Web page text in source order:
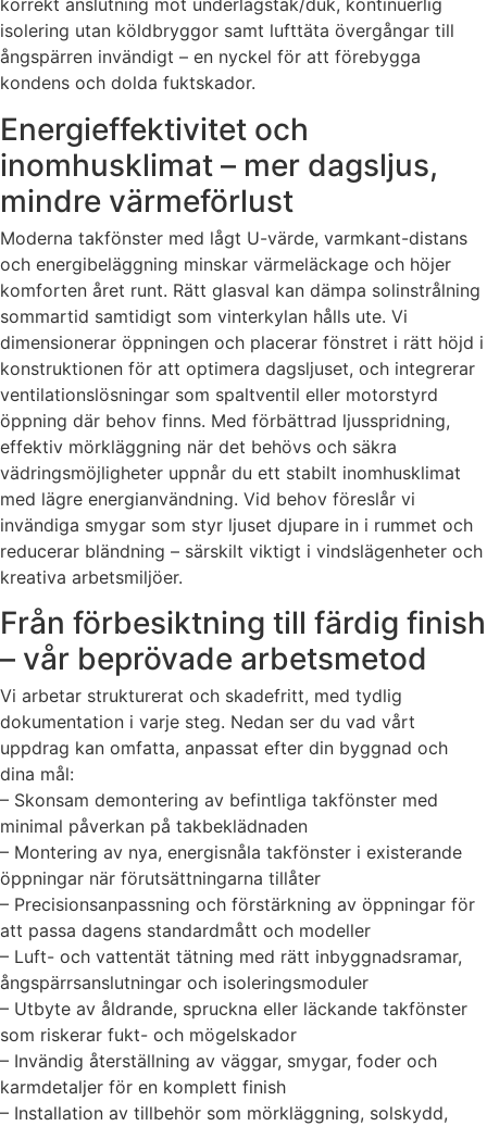
korrekt anslutning mot underlagstak/duk, kontinuerlig
isolering utan köldbryggor samt lufttäta övergångar till
ångspärren invändigt – en nyckel för att förebygga
kondens och dolda fuktskador.
Energieffektivitet och
inomhusklimat – mer dagsljus,
mindre värmeförlust
Moderna takfönster med lågt U-värde, varmkant-distans
och energibeläggning minskar värmeläckage och höjer
komforten året runt. Rätt glasval kan dämpa solinstrålning
sommartid samtidigt som vinterkylan hålls ute. Vi
dimensionerar öppningen och placerar fönstret i rätt höjd i
konstruktionen för att optimera dagsljuset, och integrerar
ventilationslösningar som spaltventil eller motorstyrd
öppning där behov finns. Med förbättrad ljusspridning,
effektiv mörkläggning när det behövs och säkra
vädringsmöjligheter uppnår du ett stabilt inomhusklimat
med lägre energianvändning. Vid behov föreslår vi
invändiga smygar som styr ljuset djupare in i rummet och
reducerar bländning – särskilt viktigt i vindslägenheter och
kreativa arbetsmiljöer.
Från förbesiktning till färdig finish
– vår beprövade arbetsmetod
Vi arbetar strukturerat och skadefritt, med tydlig
dokumentation i varje steg. Nedan ser du vad vårt
uppdrag kan omfatta, anpassat efter din byggnad och
dina mål:
– Skonsam demontering av befintliga takfönster med
minimal påverkan på takbeklädnaden
– Montering av nya, energisnåla takfönster i existerande
öppningar när förutsättningarna tillåter
– Precisionsanpassning och förstärkning av öppningar för
att passa dagens standardmått och modeller
– Luft- och vattentät tätning med rätt inbyggnadsramar,
ångspärrsanslutningar och isoleringsmoduler
– Utbyte av åldrande, spruckna eller läckande takfönster
som riskerar fukt- och mögelskador
– Invändig återställning av väggar, smygar, foder och
karmdetaljer för en komplett finish
– Installation av tillbehör som mörkläggning, solskydd,